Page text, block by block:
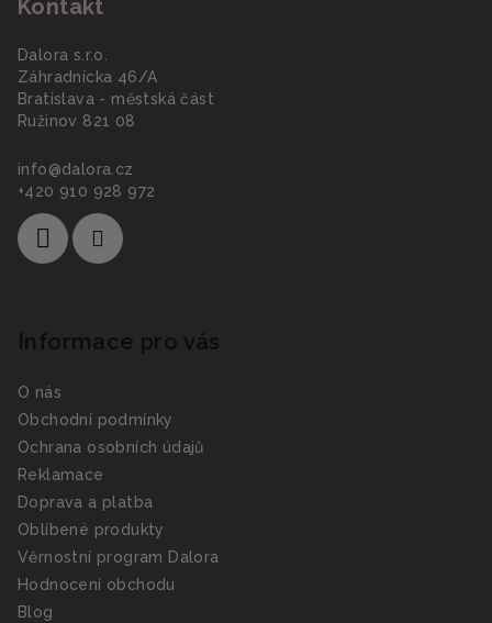
Kontakt
Dalora s.r.o.
Záhradnícka 46/A
Bratislava - městská část
Ružinov 821 08
info@dalora.cz
+420 910 928 972
Informace pro vás
O nás
Obchodní podmínky
Ochrana osobních údajů
Reklamace
Doprava a platba
Oblíbené produkty
Věrnostní program Dalora
Hodnocení obchodu
Blog